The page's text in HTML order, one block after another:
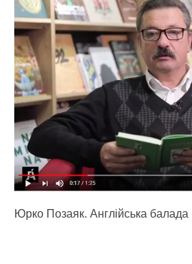
Юрко Позаяк. Англійська балада